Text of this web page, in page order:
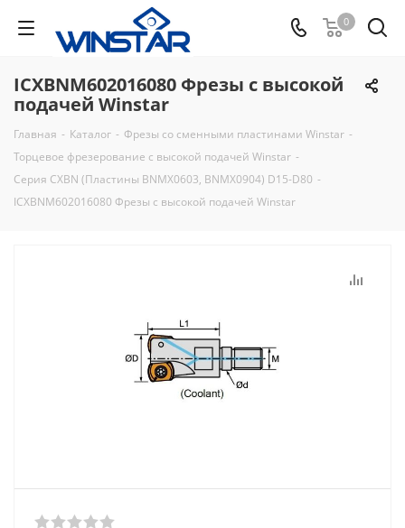
0
ICXBNM602016080 Фрезы с высокой
подачей Winstar
Главная - Каталог - Фрезы со сменными пластинами Winstar -
Торцевое фрезерование с высокой подачей Winstar -
Серия CXBN (Пластины BNMX0603, BNMX0904) D15-D80 -
ICXBNM602016080 Фрезы с высокой подачей Winstar